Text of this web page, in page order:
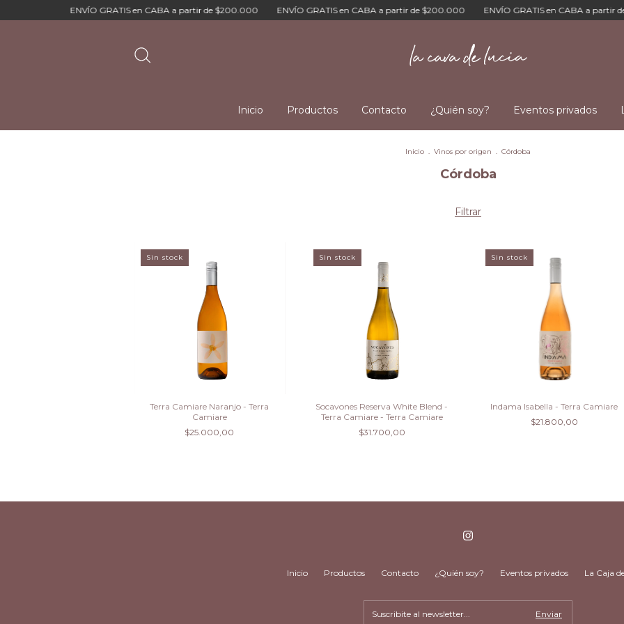
ENVÍO GRATIS en CABA a partir de $200.000 ENVÍO GRATIS en CABA a partir de $200.000 ENVÍO GRATIS en CABA a partir de
Inicio Productos Contacto ¿Quién soy? Eventos privados
Inicio . Vinos por origen . Córdoba
Córdoba
Filtrar
Sin stock
Terra Camiare Naranjo - Terra
Camiare
$25.000,00
Sin stock
Socavones Reserva White Blend -
Terra Camiare - Terra Camiare
$31.700,00
Sin stock
Indama Isabella - Terra Camiare
$21.800,00
Inicio Productos Contacto ¿Quién soy? Eventos privados La Caja